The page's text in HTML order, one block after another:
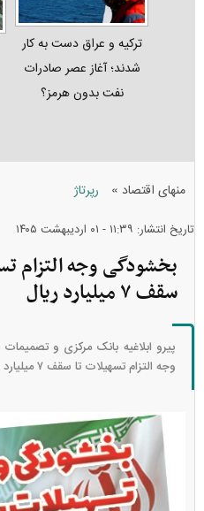
ترکیه و عراق دست به کار
شدند؛ آغاز عصر صادرات
نفت بدون هرمز؟
منهای اقتصاد » رپرتاژ
تاریخ انتشار: ۱۱:۳۹ - ۰۱ ارديبهشت ۱۴۰۵
بخشودگی وجه التزام
سقف ۷ میلیارد ریال
پیرو ابلاغیه بانک مرکزی و
وجه التزام تسهیلات تا سقف ۷ میلیارد ریال موافقت شد.